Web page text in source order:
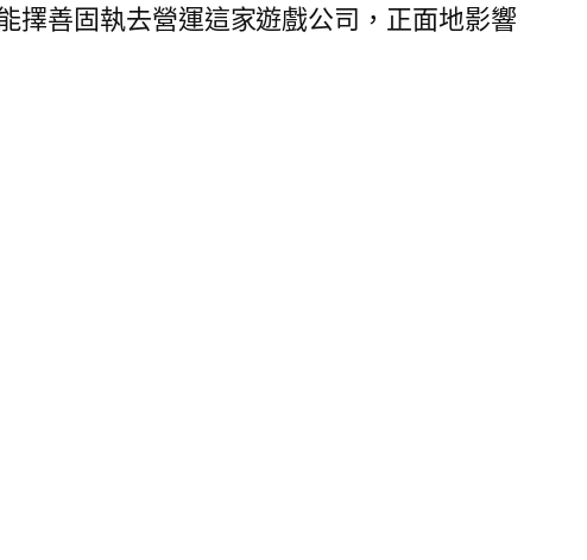
擇善固執去營運這家遊戲公司，正面地影響